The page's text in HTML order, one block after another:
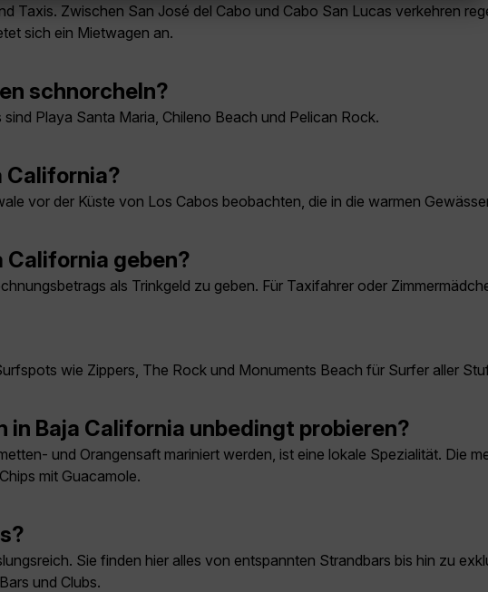
Taxis. Zwischen San José del Cabo und Cabo San Lucas verkehren
sich ein Mietwagen an.
schnorcheln?
Playa Santa Maria, Chileno Beach und Pelican Rock.
California?
vor der Küste von Los Cabos beobachten, die in die warmen
California geben?
als Trinkgeld zu geben. Für Taxifahrer oder
wie Zippers, The Rock und Monuments Beach für Surfer aller
Baja California unbedingt probieren?
und Orangensaft mariniert werden, ist eine lokale Spezialität. Die
mit Guacamole.
Sie finden hier alles von entspannten Strandbars bis hin zu
und Clubs.